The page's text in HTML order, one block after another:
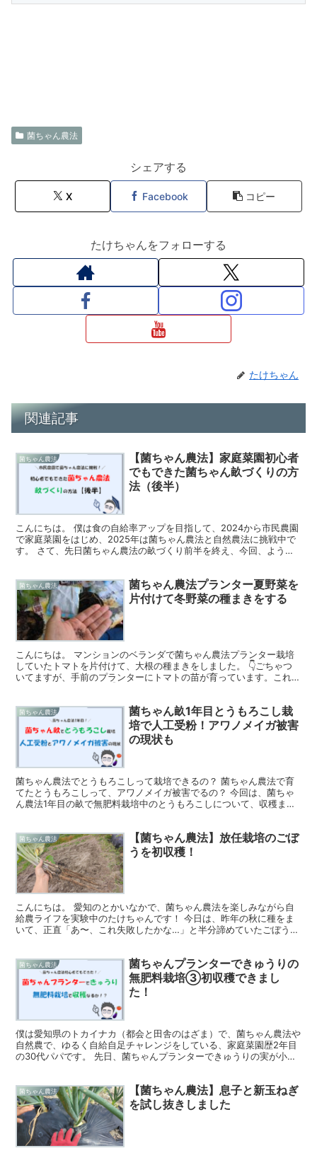
菌ちゃん農法
シェアする
X Facebook コピー
たけちゃんをフォローする
たけちゃん
関連記事
菌ちゃん農法
【菌ちゃん農法】家庭菜園初心者
でもできた菌ちゃん畝づくりの方
法（後半）
こんにちは。 僕は食の自給率アップを目指して、2024から市民農園
で家庭菜園をはじめ、2025年は菌ちゃん農法と自然農法に挑戦中で
す。 さて、先日菌ちゃん農法の畝づくり前半を終え、今回、ようや
菌ちゃん農法
菌ちゃん農法プランター夏野菜を
片付けて冬野菜の種まきをする
こんにちは。 マンションのベランダで菌ちゃん農法プランター栽培
していたトマトを片付けて、大根の種まきをしました。 👇ごちゃつ
いてますが、手前のプランターにトマトの苗が育っています。これを
菌ちゃん農法
菌ちゃん畝1年目とうもろこし栽
培で人工受粉！アワノメイガ被害
の現状も
菌ちゃん農法でとうもろこしって栽培できるの？ 菌ちゃん農法で育
てたとうもろこしって、アワノメイガ被害でるの？ 今回は、菌ちゃ
ん農法1年目の畝で無肥料栽培中のとうもろこしについて、収穫まで
菌ちゃん農法
【菌ちゃん農法】放任栽培のごぼ
うを初収穫！
こんにちは。 愛知のとかいなかで、菌ちゃん農法を楽しみながら自
給農ライフを実験中のたけちゃんです！ 今日は、昨年の秋に種をま
いて、正直「あ〜、これ失敗したかな…」と半分諦めていたごぼうの
菌ちゃん農法
菌ちゃんプランターできゅうりの
無肥料栽培③初収穫できまし
た！
僕は愛知県のトカイナカ（都会と田舎のはざま）で、菌ちゃん農法や
自然農で、ゆるく自給自足チャレンジをしている、家庭菜園歴2年目
の30代パパです。 先日、菌ちゃんプランターできゅうりの実が小さ
菌ちゃん農法
【菌ちゃん農法】息子と新玉ねぎ
を試し抜きしました